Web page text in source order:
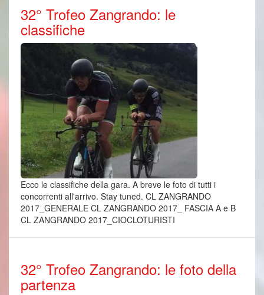
32° Trofeo Zangrando: le
classifiche
Ecco le classifiche della gara. A breve le foto di tutti i
concorrenti all'arrivo. Stay tuned. CL ZANGRANDO
2017_GENERALE CL ZANGRANDO 2017_ FASCIA A e B
CL ZANGRANDO 2017_CIOCLOTURISTI
32° Trofeo Zangrando: le foto della
partenza